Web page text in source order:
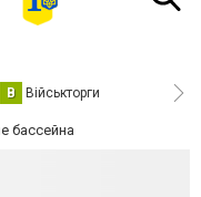
В Військторги
бассейна